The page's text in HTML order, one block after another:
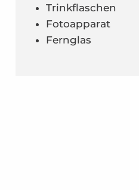
Trinkflaschen
Fotoapparat
Fernglas